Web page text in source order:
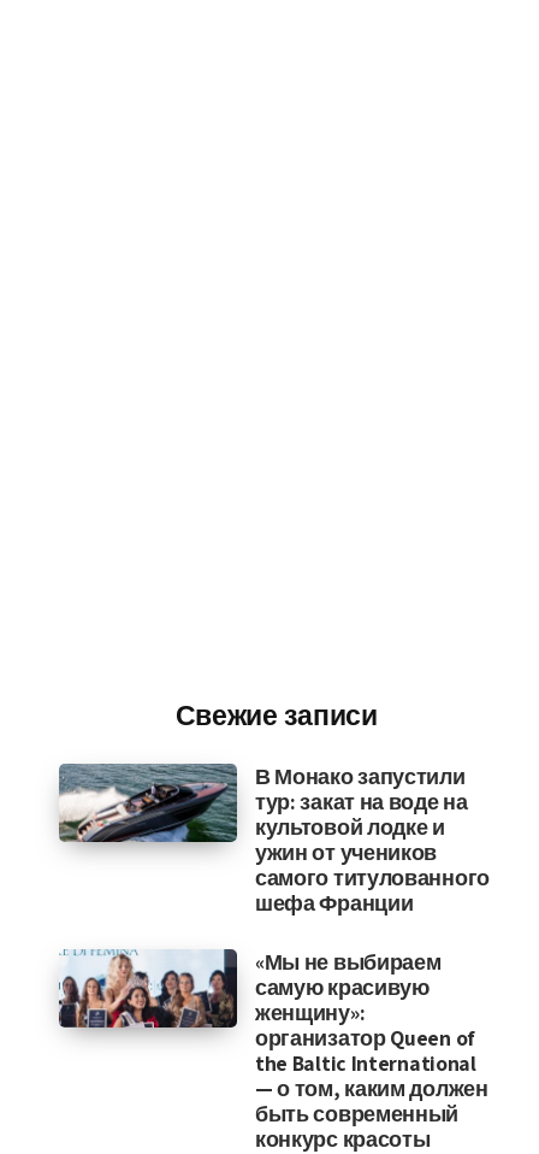
Свежие записи
В Монако запустили
тур: закат на воде на
культовой лодке и
ужин от учеников
самого титулованного
шефа Франции
«Мы не выбираем
самую красивую
женщину»:
организатор Queen of
the Baltic International
— о том, каким должен
быть современный
конкурс красоты